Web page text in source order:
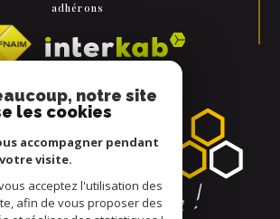
adhérons
notre site
les cookies
accompagner pendant
votre visite.
acceptez l'utilisation des
afin de vous proposer des